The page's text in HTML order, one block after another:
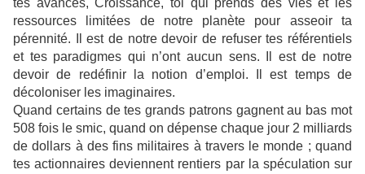
tes avances, Croissance, toi qui prends des vies et les
ressources limitées de notre planète pour asseoir ta
pérennité. Il est de notre devoir de refuser tes référentiels
et tes paradigmes qui n’ont aucun sens. Il est de notre
devoir de redéfinir la notion d’emploi. Il est temps de
décoloniser les imaginaires.
Quand certains de tes grands patrons gagnent au bas mot
508 fois le smic, quand on dépense chaque jour 2 milliards
de dollars à des fins militaires à travers le monde ; quand
tes actionnaires deviennent rentiers par la spéculation sur